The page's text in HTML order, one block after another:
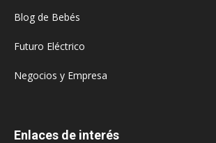
Blog de Bebés
Futuro Eléctrico
Negocios y Empresa
Enlaces de interés